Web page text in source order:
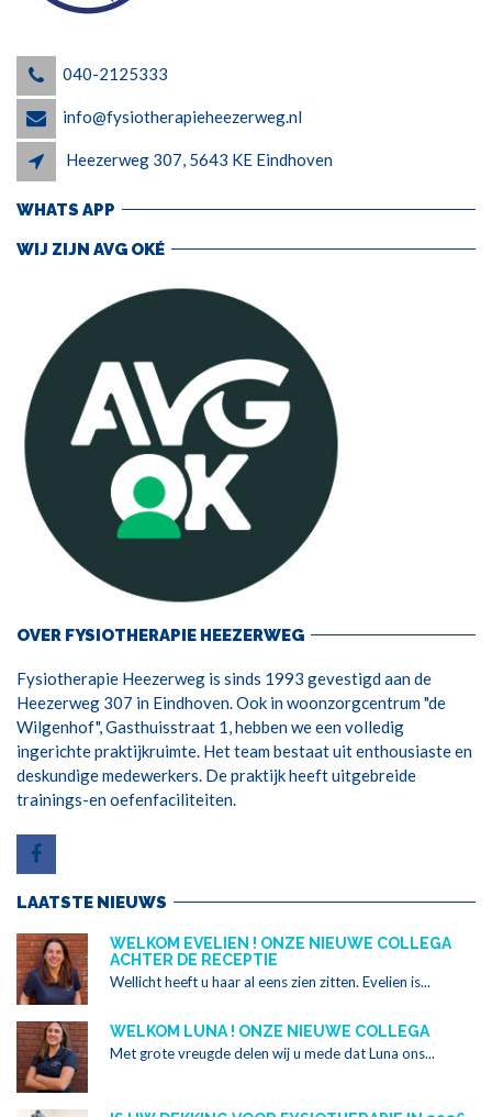
040-2125333
info@fysiotherapieheezerweg.nl
Heezerweg 307, 5643 KE Eindhoven
WHATS APP
WIJ ZIJN AVG OKÉ
OVER FYSIOTHERAPIE HEEZERWEG
Fysiotherapie Heezerweg is sinds 1993 gevestigd aan de
Heezerweg 307 in Eindhoven. Ook in woonzorgcentrum "de
Wilgenhof", Gasthuisstraat 1, hebben we een volledig
ingerichte praktijkruimte. Het team bestaat uit enthousiaste en
deskundige medewerkers. De praktijk heeft uitgebreide
trainings-en oefenfaciliteiten.
LAATSTE NIEUWS
WELKOM EVELIEN ! ONZE NIEUWE COLLEGA
ACHTER DE RECEPTIE
Wellicht heeft u haar al eens zien zitten. Evelien is...
WELKOM LUNA ! ONZE NIEUWE COLLEGA
Met grote vreugde delen wij u mede dat Luna ons...